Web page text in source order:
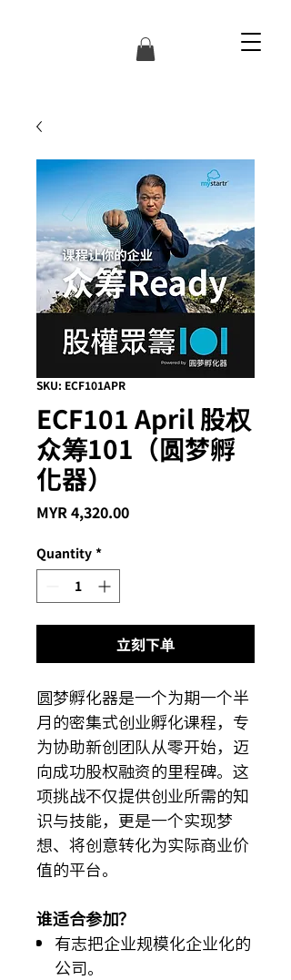
SKU: ECF101APR
ECF101 April 股权
众筹101（圆梦孵
化器）
MYR 4,320.00Price
Quantity *
立刻下单
圆梦孵化器是一个为期一个半
月的密集式创业孵化课程，专
为协助新创团队从零开始，迈
向成功股权融资的里程碑。这
项挑战不仅提供创业所需的知
识与技能，更是一个实现梦
想、将创意转化为实际商业价
值的平台。
谁适合参加？
有志把企业规模化企业化的
公司。